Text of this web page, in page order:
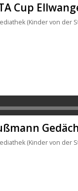
Cup
(Kinder von der
(Kinder von der